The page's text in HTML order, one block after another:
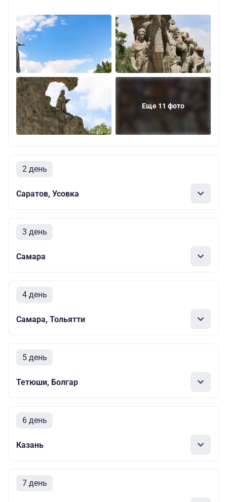
Еще 11 фото
2 день
Саратов, Усовка
3 день
Самара
4 день
Самара, Тольятти
5 день
Тетюши, Болгар
6 день
Казань
7 день